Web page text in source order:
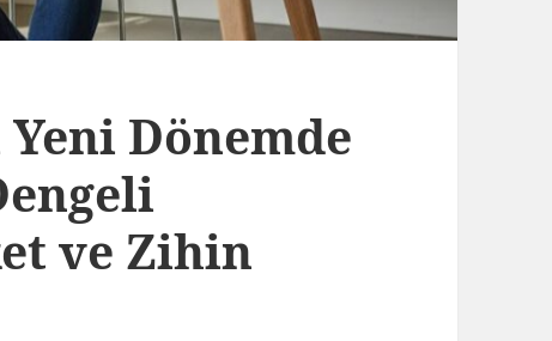
Dönemde
ve Zihin